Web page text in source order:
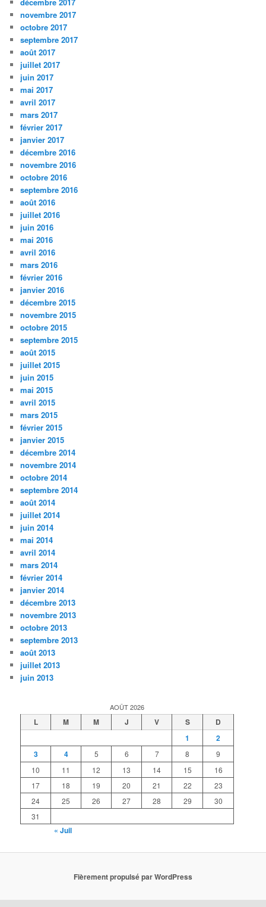
novembre 2017
octobre 2017
septembre 2017
août 2017
juillet 2017
juin 2017
mai 2017
avril 2017
mars 2017
février 2017
janvier 2017
décembre 2016
novembre 2016
octobre 2016
septembre 2016
août 2016
juillet 2016
juin 2016
mai 2016
avril 2016
mars 2016
février 2016
janvier 2016
décembre 2015
novembre 2015
octobre 2015
septembre 2015
août 2015
juillet 2015
juin 2015
mai 2015
avril 2015
mars 2015
février 2015
janvier 2015
décembre 2014
novembre 2014
octobre 2014
septembre 2014
août 2014
juillet 2014
juin 2014
mai 2014
avril 2014
mars 2014
février 2014
janvier 2014
décembre 2013
novembre 2013
octobre 2013
septembre 2013
août 2013
juillet 2013
juin 2013
AOÛT 2026
L M M J V S
D
1
2
3
4 5 6 7 8
9
10
11 12 13 14 15
16
17
18 19 20 21 22
23
24
25 26 27 28 29
30
31
« Juil
Fièrement propulsé par WordPress